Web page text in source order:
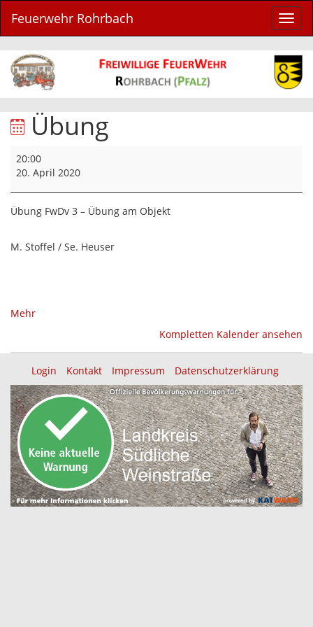
ein-/
Feuerwehr Rohrbach
Übung
20:00
20. April 2020
Übung FwDv 3 – Übung am Objekt
M. Stoffel / Se. Heuser
Mehrüber
Kompletten Kalender ansehen
Login Kontakt Impressum Datenschutzerklärung